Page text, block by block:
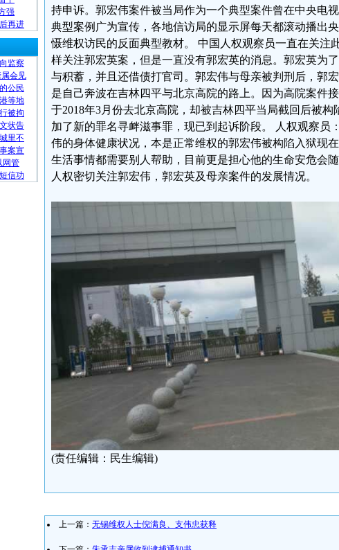
强
再进
监察
会见
公民
等地
被拘
状告
里不
案宣
网管
信功
持申诉。郭宏伟案件被当局作为一个典型案件曾在中央电
典型案例广为宣传，各地信访局的显示屏每天都滚动播出
慑维权访民的反面典型教材。 中国人权观察员一直在关注
样关注郭宏英案，但是一直没有郭宏英的消息。郭宏英为
与积蓄，并且还借债打官司。郭宏伟与母亲被判刑后，郭
是自己奔波在吉林四平与北京高院的路上。因为高院案件
于2018年3月份去北京高院，却被吉林四平当局截回后被
加了新的罪名寻衅滋事罪，现已到起诉阶段。 人权观察员
伟的身体健康状况，本是正常维权的郭宏伟被构陷入狱现
生活事情都需要别人帮助，目前更是担心他的生命安危会
人权密切关注郭宏伟，郭宏英及母亲案件的发展情况。
(责任编辑：民生编辑)
上一篇： 无锡维权人士倪满良、支伟忠获释